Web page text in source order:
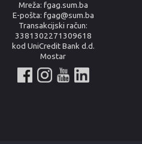
Mreža: fgag.sum.ba
E-pošta: fgag@sum.ba
Transakcijski račun:
3381302271309618
kod UniCredit Bank d.d.
Mostar